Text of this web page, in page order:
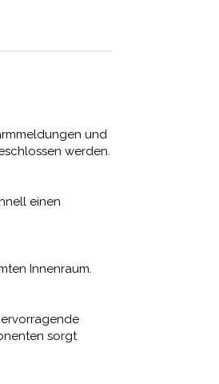
und
werden.
einen
Innenraum.
sorgt